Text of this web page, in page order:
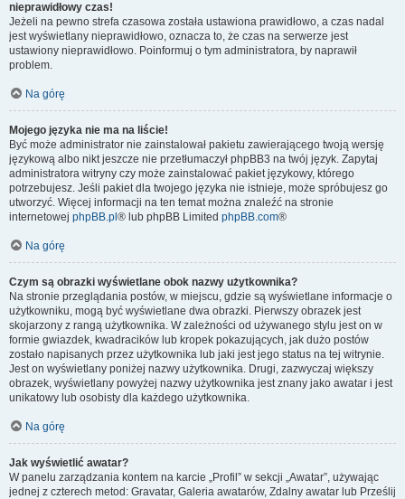
nieprawidłowy czas!
Jeżeli na pewno strefa czasowa została ustawiona prawidłowo, a czas nadal
jest wyświetlany nieprawidłowo, oznacza to, że czas na serwerze jest
ustawiony nieprawidłowo. Poinformuj o tym administratora, by naprawił
problem.
Na górę
Mojego języka nie ma na liście!
Być może administrator nie zainstalował pakietu zawierającego twoją wersję
językową albo nikt jeszcze nie przetłumaczył phpBB3 na twój język. Zapytaj
administratora witryny czy może zainstalować pakiet językowy, którego
potrzebujesz. Jeśli pakiet dla twojego języka nie istnieje, może spróbujesz go
utworzyć. Więcej informacji na ten temat można znaleźć na stronie
internetowej phpBB.pl ® lub phpBB Limited phpBB.com®
Na górę
Czym są obrazki wyświetlane obok nazwy użytkownika?
Na stronie przeglądania postów, w miejscu, gdzie są wyświetlane informacje o
użytkowniku, mogą być wyświetlane dwa obrazki. Pierwszy obrazek jest
skojarzony z rangą użytkownika. W zależności od używanego stylu jest on w
formie gwiazdek, kwadracików lub kropek pokazujących, jak dużo postów
zostało napisanych przez użytkownika lub jaki jest jego status na tej witrynie.
Jest on wyświetlany poniżej nazwy użytkownika. Drugi, zazwyczaj większy
obrazek, wyświetlany powyżej nazwy użytkownika jest znany jako awatar i jest
unikatowy lub osobisty dla każdego użytkownika.
Na górę
Jak wyświetlić awatar?
W panelu zarządzania kontem na karcie „Profil” w sekcji „Awatar”, używając
jednej z czterech metod: Gravatar, Galeria awatarów, Zdalny awatar lub Prześlij